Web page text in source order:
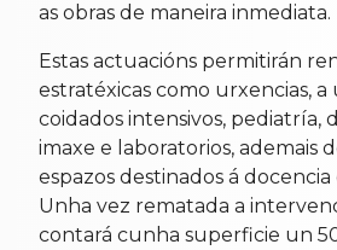
as obras de maneira inmediata.
Estas actuacións permitirán
estratéxicas como urxencias,
coidados intensivos, pediatría,
imaxe e laboratorios, ademais
espazos destinados á
Unha vez rematada a
contará cunha superficie un